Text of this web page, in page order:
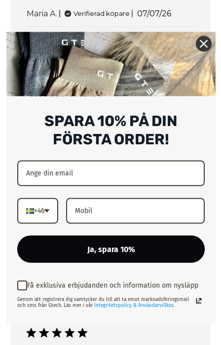
Maria A. Verifierad köpare 07/07/26
Jätte fina
Super fina, något stora så behövde gå ner
en storlek.
Kanon
SPARA 10% PÅ DIN
FÖRSTA ORDER!
+46
Ja, spara 10%
Få exklusiva erbjudanden och information om nysläpp
Genom att registrera dig samtycker du till att ta emot marknadsföringsmail
och sms från Gtech. Läs mer i vår Integritetspolicy & Användarvillkor.